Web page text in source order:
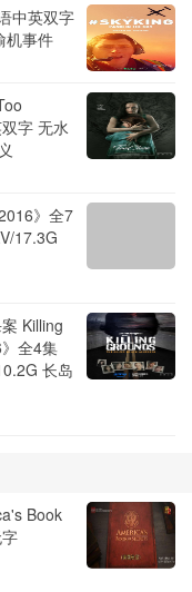
中英双字
机事件
字 无水
》全7
17.3G
Killing
全4集
长岛
Book